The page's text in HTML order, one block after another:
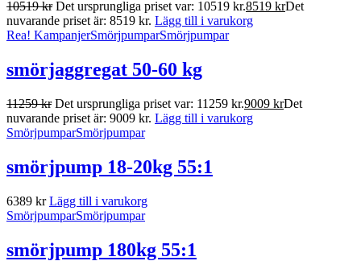
10519kr Det ursprungliga priset var: 10519 kr.8519 krDet
nuvarande priset är: 8519 kr. Lägg till i varukorg
Rea! KampanjerSmörjpumparSmörjpumpar
smörjaggregat 50-60 kg
11259kr Det ursprungliga priset var: 11259 kr.9009 krDet
nuvarande priset är: 9009 kr. Lägg till i varukorg
SmörjpumparSmörjpumpar
smörjpump 18-20kg 55:1
6389 kr Lägg till i varukorg
SmörjpumparSmörjpumpar
smörjpump 180kg 55:1